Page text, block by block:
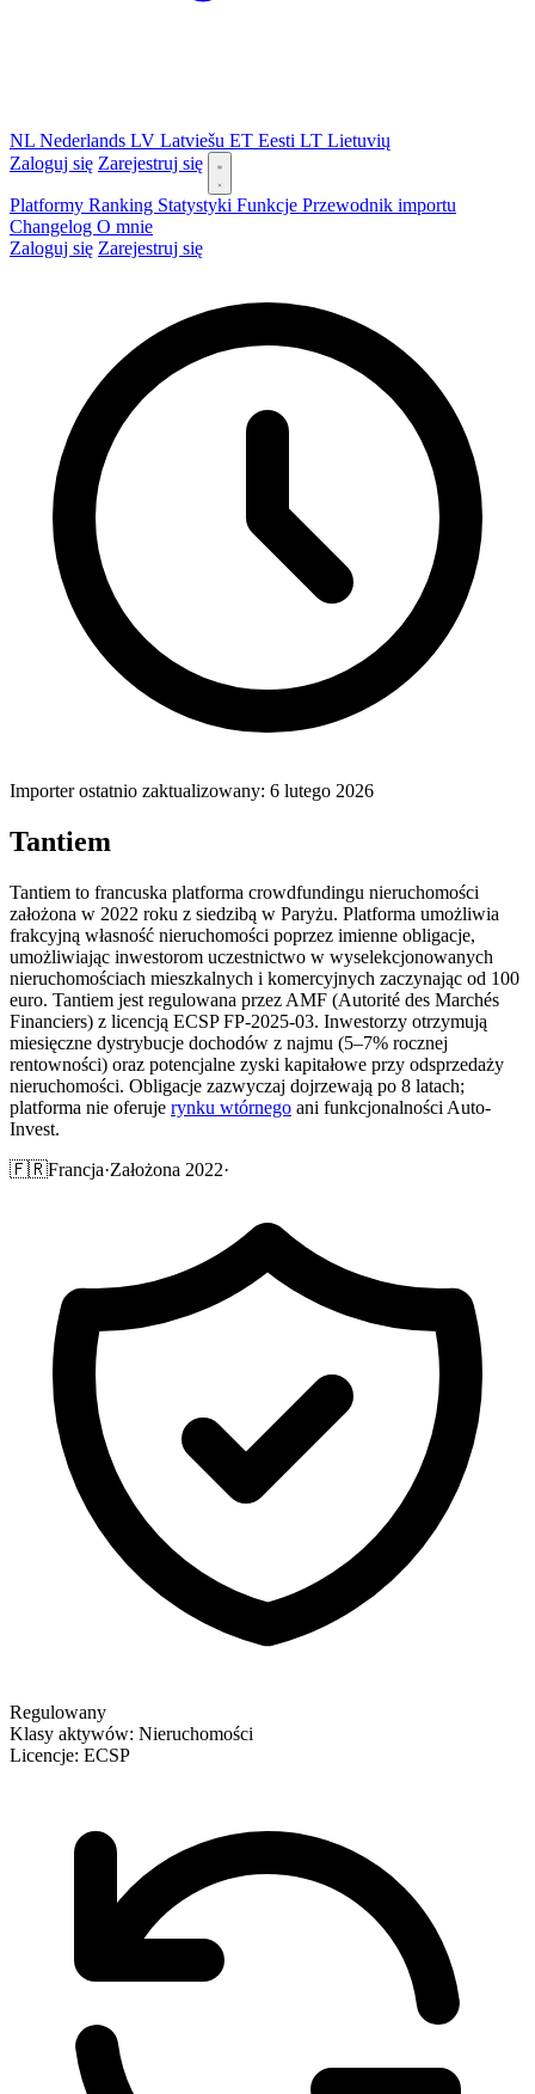
NL Nederlands LV Latviešu ET Eesti LT Lietuvių
Zaloguj się Zarejestruj się
Platformy Ranking Statystyki Funkcje Przewodnik importu
Changelog O mnie
Zaloguj się Zarejestruj się
Importer ostatnio zaktualizowany: 6 lutego 2026
Tantiem
Tantiem to francuska platforma crowdfundingu nieruchomości
założona w 2022 roku z siedzibą w Paryżu. Platforma umożliwia
frakcyjną własność nieruchomości poprzez imienne obligacje,
umożliwiając inwestorom uczestnictwo w wyselekcjonowanych
nieruchomościach mieszkalnych i komercyjnych zaczynając od 100
euro. Tantiem jest regulowana przez AMF (Autorité des Marchés
Financiers) z licencją ECSP FP-2025-03. Inwestorzy otrzymują
miesięczne dystrybucje dochodów z najmu (5–7% rocznej
rentowności) oraz potencjalne zyski kapitałowe przy odsprzedaży
nieruchomości. Obligacje zazwyczaj dojrzewają po 8 latach;
platforma nie oferuje rynku wtórnego ani funkcjonalności Auto-
Invest.
🇫🇷Francja·Założona 2022·
Regulowany
Klasy aktywów: Nieruchomości
Licencje: ECSP